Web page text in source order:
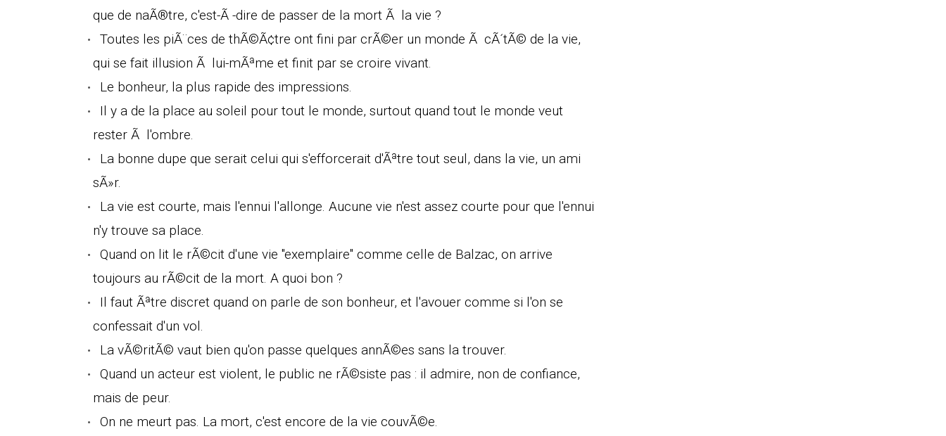
que de naÃ®tre, c'est-Ã -dire de passer de la mort Ã la vie ?
Toutes les piÃ¨ces de thÃ©Ã¢tre ont fini par crÃ©er un monde Ã cÃ´tÃ© de la vie,
qui se fait illusion Ã lui-mÃªme et finit par se croire vivant.
Le bonheur, la plus rapide des impressions.
Il y a de la place au soleil pour tout le monde, surtout quand tout le monde veut
rester Ã l'ombre.
La bonne dupe que serait celui qui s'efforcerait d'Ãªtre tout seul, dans la vie, un ami
sÃ»r.
La vie est courte, mais l'ennui l'allonge. Aucune vie n'est assez courte pour que l'ennui
n'y trouve sa place.
Quand on lit le rÃ©cit d'une vie "exemplaire" comme celle de Balzac, on arrive
toujours au rÃ©cit de la mort. A quoi bon ?
Il faut Ãªtre discret quand on parle de son bonheur, et l'avouer comme si l'on se
confessait d'un vol.
La vÃ©ritÃ© vaut bien qu'on passe quelques annÃ©es sans la trouver.
Quand un acteur est violent, le public ne rÃ©siste pas : il admire, non de confiance,
mais de peur.
On ne meurt pas. La mort, c'est encore de la vie couvÃ©e.